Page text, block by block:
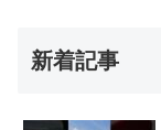
新着記事